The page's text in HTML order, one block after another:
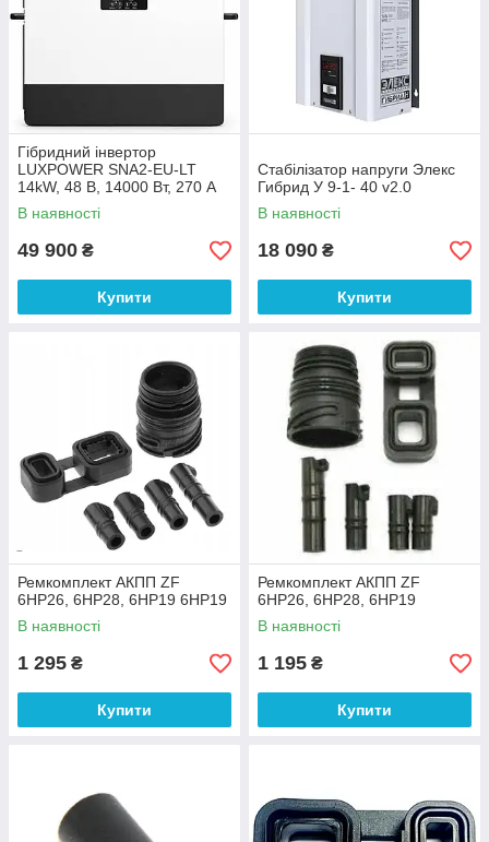
Гібридний інвертор
LUXPOWER SNA2-EU-LT
14kW, 48 В, 14000 Вт, 270 А
В наявності
49 900 ₴
Купити
Стабілізатор напруги Элекс
Гибрид У 9-1- 40 v2.0
В наявності
18 090 ₴
Купити
Ремкомплект АКПП ZF
6HP26, 6HP28, 6HP19 6HP19
В наявності
1 295 ₴
Купити
Ремкомплект АКПП ZF
6HP26, 6HP28, 6HP19
В наявності
1 195 ₴
Купити